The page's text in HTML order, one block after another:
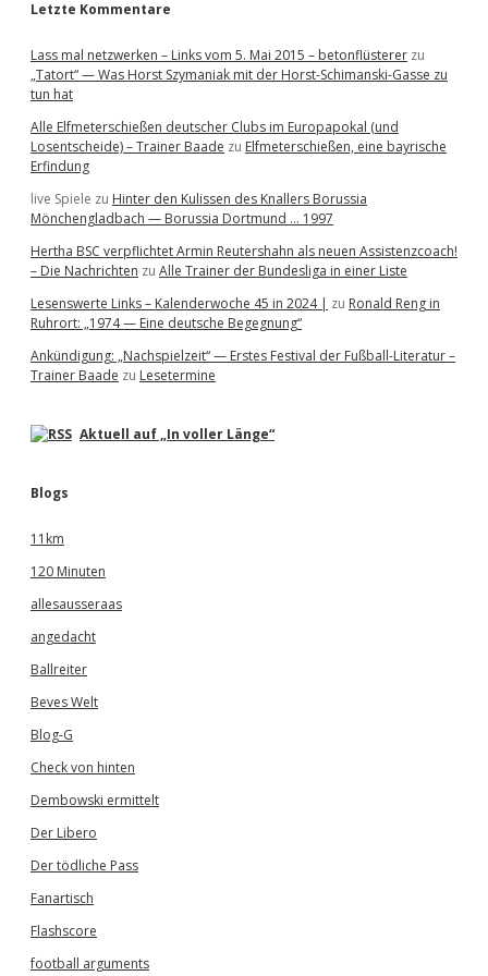
Letzte Kommentare
Lass mal netzwerken – Links vom 5. Mai 2015 – betonflüsterer zu
„Tatort“ — Was Horst Szymaniak mit der Horst-Schimanski-Gasse zu
tun hat
Alle Elfmeterschießen deutscher Clubs im Europapokal (und
Losentscheide) – Trainer Baade zu Elfmeterschießen, eine bayrische
Erfindung
live Spiele zu Hinter den Kulissen des Knallers Borussia
Mönchengladbach — Borussia Dortmund … 1997
Hertha BSC verpflichtet Armin Reutershahn als neuen Assistenzcoach!
– Die Nachrichten zu Alle Trainer der Bundesliga in einer Liste
Lesenswerte Links – Kalenderwoche 45 in 2024 | zu Ronald Reng in
Ruhrort: „1974 — Eine deutsche Begegnung“
Ankündigung: „Nachspielzeit“ — Erstes Festival der Fußball-Literatur –
Trainer Baade zu Lesetermine
Aktuell auf „In voller Länge“
Blogs
11km
120 Minuten
allesausseraas
angedacht
Ballreiter
Beves Welt
Blog-G
Check von hinten
Dembowski ermittelt
Der Libero
Der tödliche Pass
Fanartisch
Flashscore
football arguments